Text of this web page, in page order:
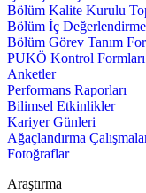
Bölüm Kalite Kurulu
Bölüm İç Değerlendirme
Bölüm Görev Tanım
PUKÖ Kontrol Formları
Anketler
Performans Raporları
Bilimsel Etkinlikler
Kariyer Günleri
Ağaçlandırma
Fotoğraflar
Araştırma